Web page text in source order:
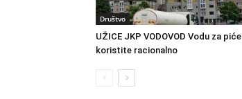
Društvo
UŽICE JKP VODOVOD Vodu za piće
koristite racionalno